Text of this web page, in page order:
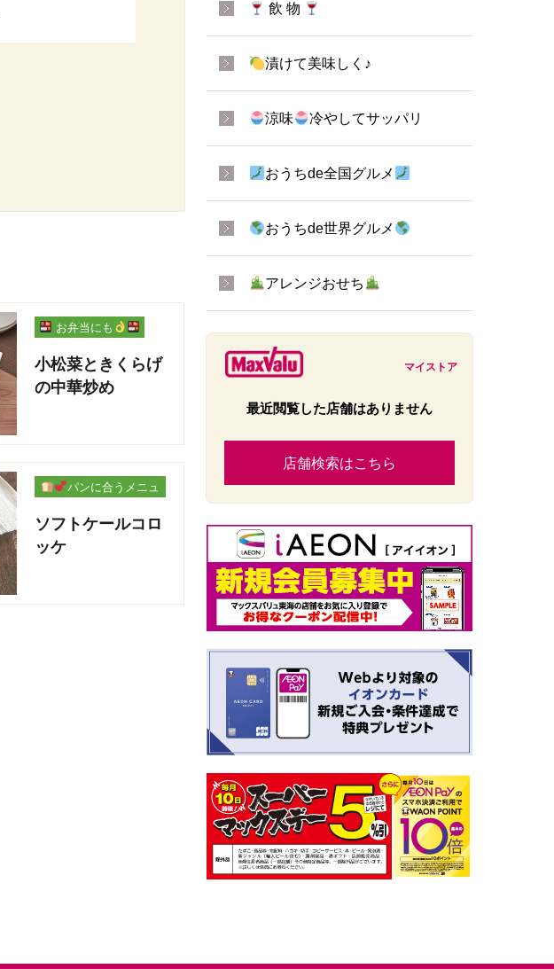
お弁当にも
小松菜ときくらげ
の中華炒め
パンに合うメニュ
ソフトケールコロ
ッケ
飲 物
漬けて美味しく♪
涼味 冷やしてサッパリ
おうちde全国グルメ
おうちde世界グルメ
アレンジおせち
マイストア
最近閲覧した店舗はありません
店舗検索はこちら